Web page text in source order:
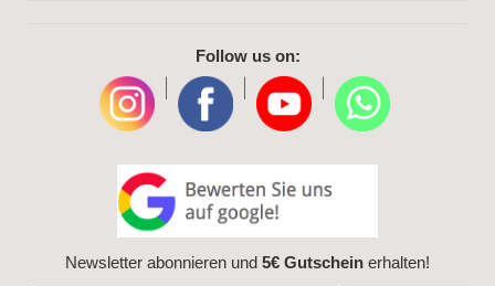
Follow us on:
Newsletter abonnieren und 5€ Gutschein erhalten!